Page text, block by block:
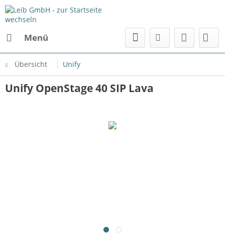
Menü
Übersicht Unify
Unify OpenStage 40 SIP Lava